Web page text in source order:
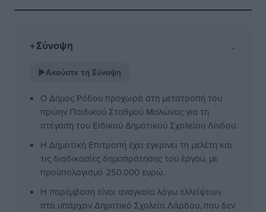
✦Σύνοψη ⌄
▶Ακούστε τη Σύνοψη
Ο Δήμος Ρόδου προχωρά στη μετατροπή του
πρώην Παιδικού Σταθμού Μαλώνας για τη
στέγαση του Ειδικού Δημοτικού Σχολείου Λίνδου.
Η Δημοτική Επιτροπή έχει εγκρίνει τη μελέτη και
τις διαδικασίες δημοπράτησης του έργου, με
προϋπολογισμό 250.000 ευρώ.
Η παρέμβαση είναι αναγκαία λόγω ελλείψεων
στο υπάρχον Δημοτικό Σχολείο Λάρδου, που δεν